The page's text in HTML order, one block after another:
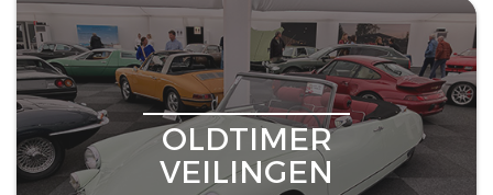
OLDTIMER
VEILINGEN